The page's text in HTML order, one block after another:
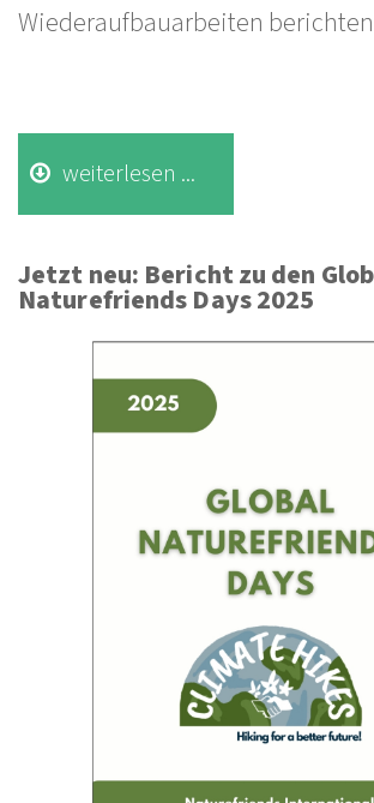
Wiederaufbauarbeiten
weiterlesen ...
Jetzt neu: Bericht zu den
Naturefriends Days 2025